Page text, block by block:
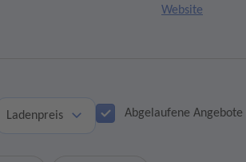
Website
Ladenpreis Abgelaufene Angebote